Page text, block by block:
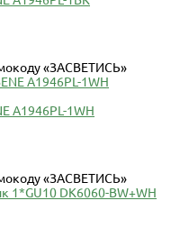
«ЗАСВЕТИСЬ»
A1946PL-1WH
«ЗАСВЕТИСЬ»